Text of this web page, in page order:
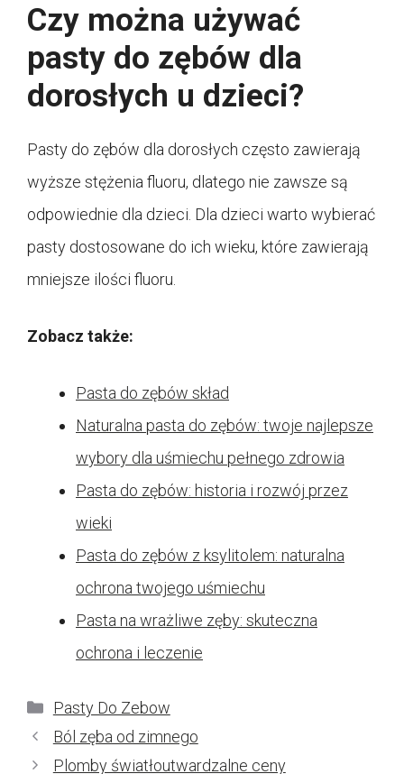
Czy można używać
pasty do zębów dla
dorosłych u dzieci?
Pasty do zębów dla dorosłych często zawierają
wyższe stężenia fluoru, dlatego nie zawsze są
odpowiednie dla dzieci. Dla dzieci warto wybierać
pasty dostosowane do ich wieku, które zawierają
mniejsze ilości fluoru.
Zobacz także:
Pasta do zębów skład
Naturalna pasta do zębów: twoje najlepsze
wybory dla uśmiechu pełnego zdrowia
Pasta do zębów: historia i rozwój przez
wieki
Pasta do zębów z ksylitolem: naturalna
ochrona twojego uśmiechu
Pasta na wrażliwe zęby: skuteczna
ochrona i leczenie
Kategorie
Pasty Do Zebow
Ból zęba od zimnego
Plomby światłoutwardzalne ceny